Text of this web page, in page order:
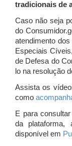
tradicionais de
Caso não seja
do
atendimento
Especiais
de Defesa do
lo na resolução
Assista os
como
E para
da
disponível em